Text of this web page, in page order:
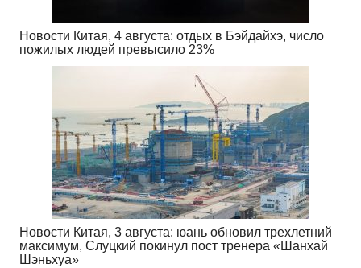
Новости Китая, 4 августа: отдых в Бэйдайхэ, число
пожилых людей превысило 23%
Новости Китая, 3 августа: юань обновил трехлетний
максимум, Слуцкий покинул пост тренера «Шанхай
Шэньхуа»